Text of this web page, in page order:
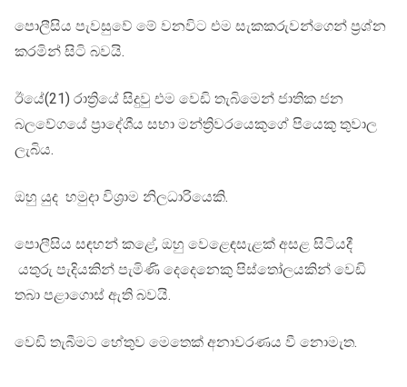
පොලීසිය පැවසුවේ මේ වනවිට එම සැකකරුවන්ගෙන් ප්‍රශ්න
කරමින් සිටි බවයි.
ඊයේ(21) රාත්‍රියේ සිදුවු එම වෙඩි තැබිමෙන් ජාතික ජන
බලවේගයේ ප්‍රාදේශීය සභා මන්ත්‍රිවරයෙකුගේ පියෙකු තුවාල
ලැබිය.
ඔහු යුද හමුදා විශ්‍රාම නිලධාරියෙකි.
පොලීසිය සඳහන් කළේ, ඔහු වෙළෙඳසැළක් අසළ සිටියදී
යතුරු පැදියකින් පැමිණි දෙදෙනෙකු පිස්තෝලයකින් වෙඩි
තබා පළාගොස් ඇති බවයි.
වෙඩි තැබීමට හේතුව මෙතෙක් අනාවරණය වී නොමැත.